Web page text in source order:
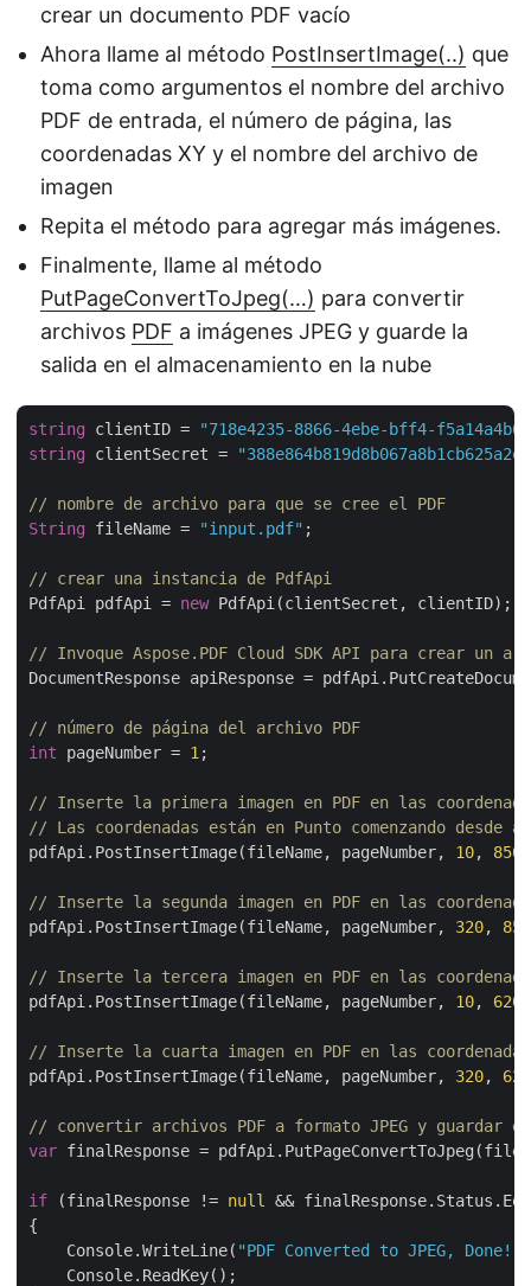
crear un documento PDF vacío
Ahora llame al método PostInsertImage(..) que
toma como argumentos el nombre del archivo
PDF de entrada, el número de página, las
coordenadas XY y el nombre del archivo de
imagen
Repita el método para agregar más imágenes.
Finalmente, llame al método
PutPageConvertToJpeg(…) para convertir
archivos PDF a imágenes JPEG y guarde la
salida en el almacenamiento en la nube
string clientID =
"718e4235-8866-4ebe-bff4-
string clientSecret =
// nombre de archivo para que se cree el PDF
String fileName = "input.pdf" ;
// crear una instancia de PdfApi
PdfApi pdfApi = new PdfApi(clientSecret, clientID);
// Invoque Aspose.PDF Cloud SDK API para crear un
DocumentResponse apiResponse =
// número de página del archivo PDF
int pageNumber = 1 ;
// Inserte la primera imagen en PDF en las
// Las coordenadas están en Punto comenzando
pdfApi.PostInsertImage(fileName, pageNumber, 10, 850
// Inserte la segunda imagen en PDF en las
pdfApi.PostInsertImage(fileName, pageNumber, 320, 850
// Inserte la tercera imagen en PDF en las
pdfApi.PostInsertImage(fileName, pageNumber, 10, 620
// Inserte la cuarta imagen en PDF en las
pdfApi.PostInsertImage(fileName, pageNumber, 320, 620
// convertir archivos PDF a formato JPEG y guardar
var finalResponse =
if (finalResponse != null
&&
{
    Console.WriteLine(
"PDF Converted to JPEG, Done!"
    Console.ReadKey();